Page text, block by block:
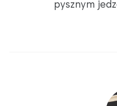
pysznym